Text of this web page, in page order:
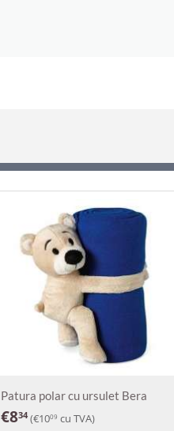
Patura polar cu ursulet Bera
€834 (€1009 cu TVA)